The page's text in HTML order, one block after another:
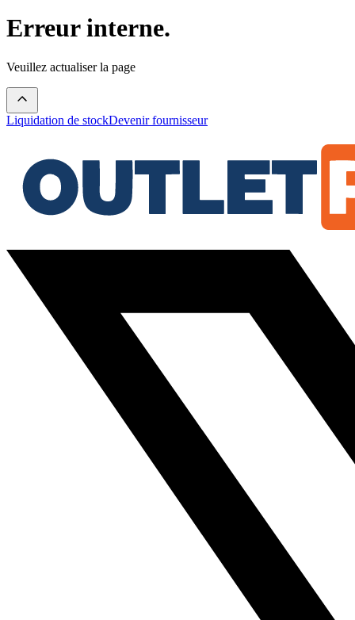
Erreur interne.
Veuillez actualiser la page
Liquidation de stockDevenir fournisseur